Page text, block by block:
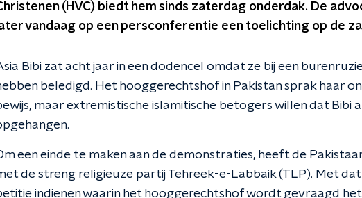
(HVC) biedt hem sinds zaterdag onderdak. De
vandaag op een persconferentie een toelichting op de
Bibi zat acht jaar in een dodencel omdat ze bij een
beledigd. Het hooggerechtshof in Pakistan sprak haar
maar extremistische islamitische betogers willen dat Bibi
een einde te maken aan de demonstraties, heeft de
de streng religieuze partij Tehreek-e-Labbaik (TLP). Met
indienen waarin het hooggerechtshof wordt gevraagd